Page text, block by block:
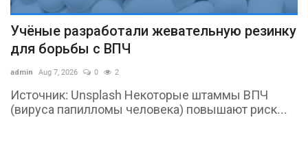
Аттракцион невиданной щедрости
Emirates, Qatar Airways...
admin Aug 7, 2026 0 2
Битва за пассажира: на какие уступки пошли
Эмираты и Катар Крупнейшие